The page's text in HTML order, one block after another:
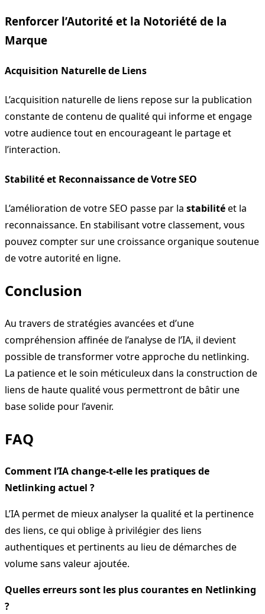
Renforcer l’Autorité et la Notoriété de la
Marque
Acquisition Naturelle de Liens
L’acquisition naturelle de liens repose sur la publication
constante de contenu de qualité qui informe et engage
votre audience tout en encourageant le partage et
l’interaction.
Stabilité et Reconnaissance de Votre SEO
L’amélioration de votre SEO passe par la stabilitéet la
reconnaissance. En stabilisant votre classement, vous
pouvez compter sur une croissance organique soutenue
de votre autorité en ligne.
Conclusion
Au travers de stratégies avancées et d’une
compréhension affinée de l’analyse de l’IA, il devient
possible de transformer votre approche du netlinking.
La patience et le soin méticuleux dans la construction de
liens de haute qualité vous permettront de bâtir une
base solide pour l’avenir.
FAQ
Comment l’IA change-t-elle les pratiques de
Netlinking actuel ?
L’IA permet de mieux analyser la qualité et la pertinence
des liens, ce qui oblige à privilégier des liens
authentiques et pertinents au lieu de démarches de
volume sans valeur ajoutée.
Quelles erreurs sont les plus courantes en Netlinking
?